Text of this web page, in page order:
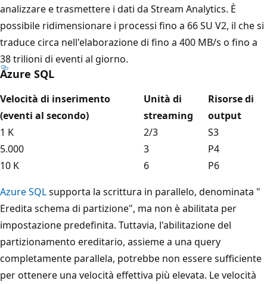
analizzare e trasmettere i dati da Stream Analytics. È
possibile ridimensionare i processi fino a 66 SU V2, il che si
traduce circa nell'elaborazione di fino a 400 MB/s o fino a
38 trilioni di eventi al giorno.
Azure SQL
Velocità di inserimento
(eventi al secondo)
Unità di
streaming
Risorse di
output
1 K
2/3
S3
5.000
3
P4
10 K
6
P6
Azure SQLsupporta la scrittura in parallelo, denominata "
Eredita schema di partizione", ma non è abilitata per
impostazione predefinita. Tuttavia, l'abilitazione del
partizionamento ereditario, assieme a una query
completamente parallela, potrebbe non essere sufficiente
per ottenere una velocità effettiva più elevata. Le velocità